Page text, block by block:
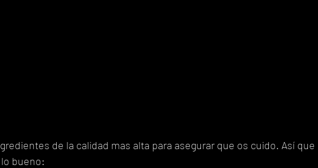
de la calidad mas alta para asegurar que os cuido. Así que
bueno: